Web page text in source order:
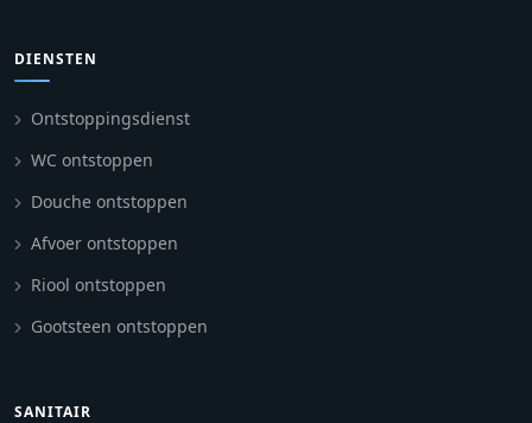
DIENSTEN
Ontstoppingsdienst
WC ontstoppen
Douche ontstoppen
Afvoer ontstoppen
Riool ontstoppen
Gootsteen ontstoppen
SANITAIR